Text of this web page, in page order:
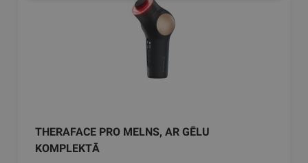
THERAFACE PRO MELNS, AR GĒLU
KOMPLEKTĀ